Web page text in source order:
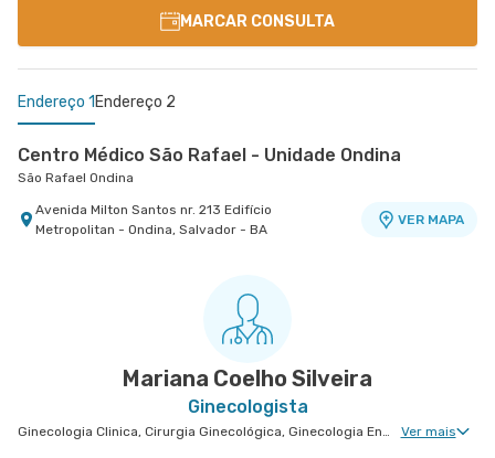
MARCAR CONSULTA
Endereço 1 Endereço 2
Centro Médico São Rafael - Unidade Ondina
São Rafael Ondina
Avenida Milton Santos nr. 213 Edifício
Metropolitan - Ondina, Salvador - BA
VER MAPA
Rua Sao Rafael nr. 2152 - Sao Marcos, Salvador -
Mariana Coelho Silveira
Ginecologista
Ginecologia Clinica, Cirurgia Ginecológica, Ginecologia Endócrina, Núcleo de Endometriose, Ginecologia Videohisteroscopia Ver mais